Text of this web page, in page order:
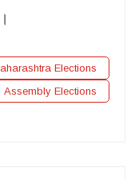
Elections
Assembly Elections